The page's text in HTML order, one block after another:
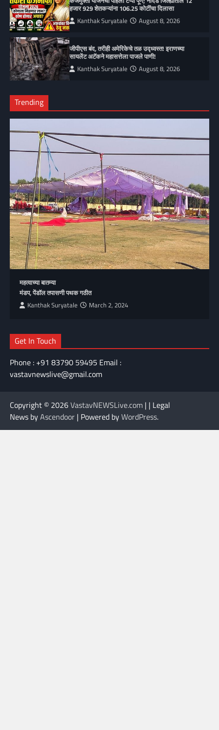
हजार 929 शेतकऱ्यांना 106.25 कोटींचा दिलासा
Kanthak Suryatale August 8, 2026
जीपीएस बंद, तरीही अमेरिकेचे तळ उद्ध्वस्त! इराणच्या
सायलेंट अटॅकने महासत्तेला पाजले पाणी!
Kanthak Suryatale August 8, 2026
Trending
महत्वाच्या बातम्या
मंडप, पेंडॉल तपासणी पथक गठीत
Kanthak Suryatale March 2, 2024
Get In Touch
Phone : +91 83790 59495 Email :
vastavnewslive@gmail.com
Copyright © 2026VastavNEWSLive.com | | Legal
News byAscendoor | Powered byWordPress.